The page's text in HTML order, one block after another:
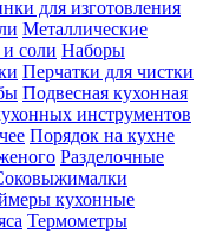
для изготовления
Металлические
соли Наборы
Перчатки для чистки
Подвесная кухонная
инструментов
Порядок на кухне
Разделочные
кухонные
Термометры